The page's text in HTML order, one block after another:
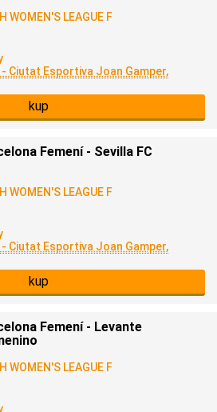
WOMEN'S LEAGUE F
Ciutat Esportiva Joan Gamper,
kup
Femení - Sevilla FC
WOMEN'S LEAGUE F
Ciutat Esportiva Joan Gamper,
kup
Femení - Levante
WOMEN'S LEAGUE F